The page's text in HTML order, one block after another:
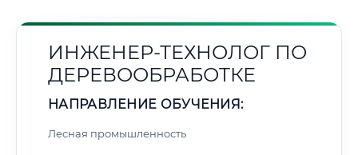
ИНЖЕНЕР-ТЕХНОЛОГ ПО
ДЕРЕВООБРАБОТКЕ
НАПРАВЛЕНИЕ ОБУЧЕНИЯ:
Лесная промышленность